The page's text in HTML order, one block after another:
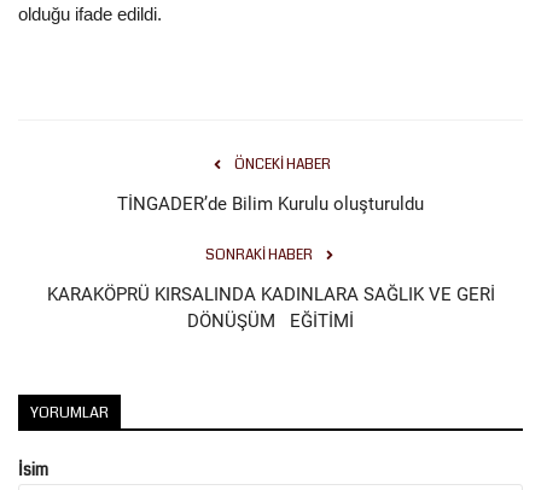
olduğu ifade edildi.
ÖNCEKI HABER
TİNGADER’de Bilim Kurulu oluşturuldu
SONRAKI HABER
KARAKÖPRÜ KIRSALINDA KADINLARA SAĞLIK VE GERİ
DÖNÜŞÜM EĞİTİMİ
YORUMLAR
İsim